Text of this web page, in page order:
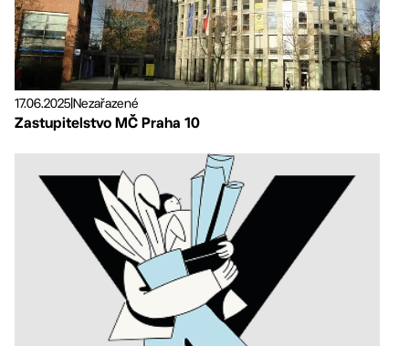
17.06.2025Nezařazené
Zastupitelstvo MČ Praha 10